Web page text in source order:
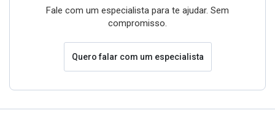
Fale com um especialista para te ajudar. Sem
compromisso.
Quero falar com um especialista